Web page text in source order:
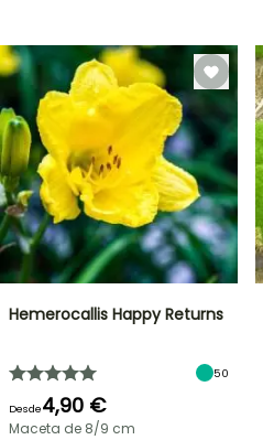
Hemerocallis Happy Returns
50
Desde4,90 €
Maceta de 8/9 cm